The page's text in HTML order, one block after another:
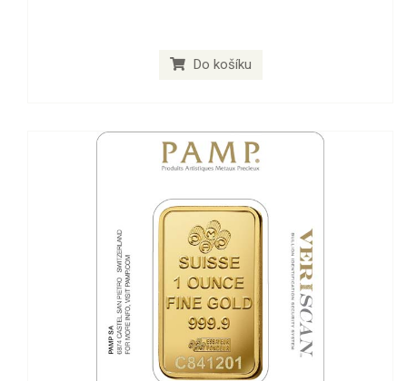
Do košíku